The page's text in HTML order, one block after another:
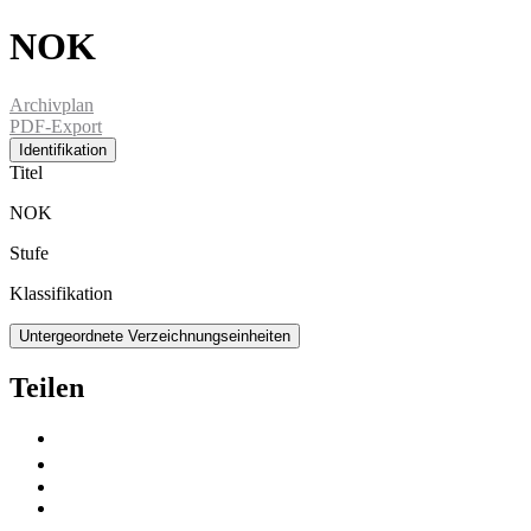
NOK
Archivplan
PDF-Export
Identifikation
Titel
NOK
Stufe
Klassifikation
Untergeordnete Verzeichnungseinheiten
Teilen